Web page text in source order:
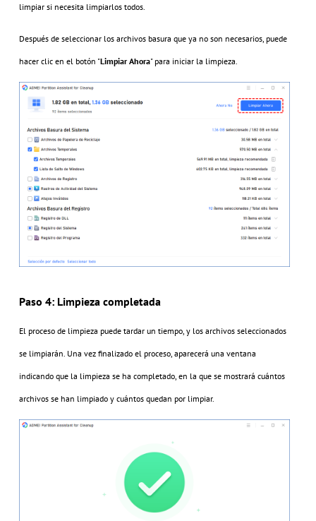
limpiar si necesita limpiarlos todos.
Después de seleccionar los archivos basura que ya no son necesarios, puede
hacer clic en el botón "Limpiar Ahora" para iniciar la limpieza.
Paso 4: Limpieza completada
El proceso de limpieza puede tardar un tiempo, y los archivos seleccionados
se limpiarán. Una vez finalizado el proceso, aparecerá una ventana
indicando que la limpieza se ha completado, en la que se mostrará cuántos
archivos se han limpiado y cuántos quedan por limpiar.